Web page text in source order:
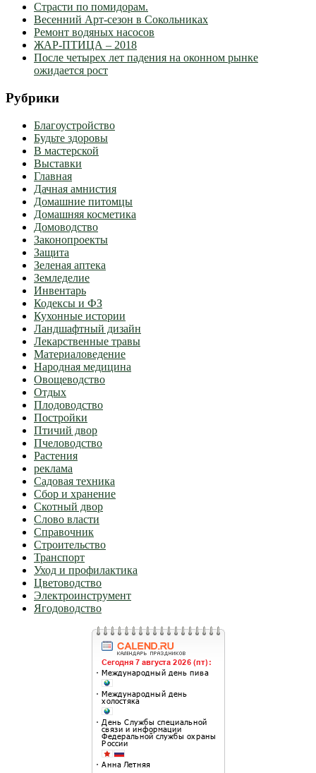
Страсти по помидорам.
Весенний Арт-сезон в Сокольниках
Ремонт водяных насосов
ЖАР-ПТИЦА – 2018
После четырех лет падения на оконном рынке
ожидается рост
Рубрики
Благоустройство
Будьте здоровы
В мастерской
Выставки
Главная
Дачная амнистия
Домашние питомцы
Домашняя косметика
Домоводство
Законопроекты
Защита
Зеленая аптека
Земледелие
Инвентарь
Кодексы и ФЗ
Кухонные истории
Ландшафтный дизайн
Лекарственные травы
Материаловедение
Народная медицина
Овощеводство
Отдых
Плодоводство
Постройки
Птичий двор
Пчеловодство
Растения
реклама
Садовая техника
Сбор и хранение
Скотный двор
Слово власти
Справочник
Строительство
Транспорт
Уход и профилактика
Цветоводство
Электроинструмент
Ягодоводство